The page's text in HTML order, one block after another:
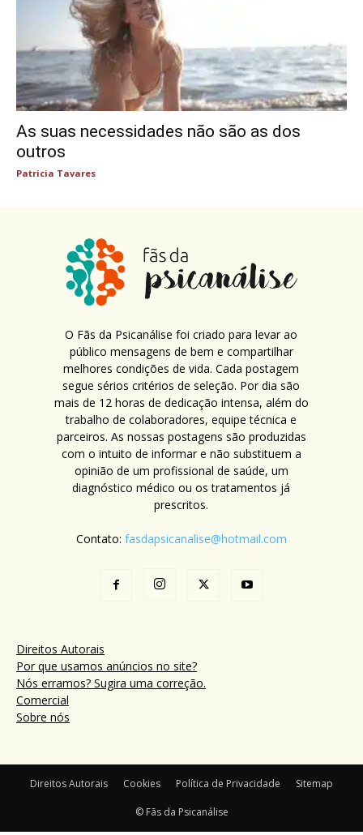
As suas necessidades não são as dos
outros
Patricia Tavares
O Fãs da Psicanálise foi criado para levar ao
público mensagens de bem e compartilhar
melhores condições de vida. Cada postagem
segue sérios critérios de seleção. Por dia são
mais de 12 horas de dedicação intensa, além do
trabalho de colaboradores, equipe técnica e
parceiros. As nossas postagens são produzidas
com o intuito de informar e não substituem a
opinião de um profissional de saúde, um
diagnóstico médico ou os tratamentos já
prescritos.
Contato: fasdapsicanalise@hotmail.com
Direitos Autorais
Por que usamos anúncios no site?
Nós erramos? Sugira uma correção.
Comercial
Sobre nós
Direitos Autorais Cookies Política de Privacidade Sitemap
© Fãs da Psicanálise